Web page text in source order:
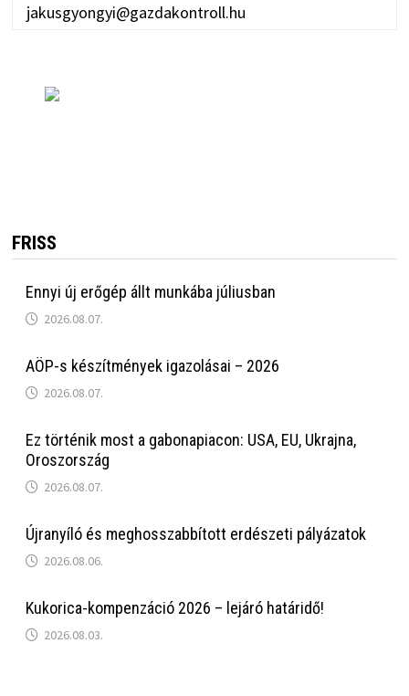
jakusgyongyi@gazdakontroll.hu
FRISS
Ennyi új erőgép állt munkába júliusban
2026.08.07.
AÖP-s készítmények igazolásai – 2026
2026.08.07.
Ez történik most a gabonapiacon: USA, EU, Ukrajna,
Oroszország
2026.08.07.
Újranyíló és meghosszabbított erdészeti pályázatok
2026.08.06.
Kukorica-kompenzáció 2026 – lejáró határidő!
2026.08.03.